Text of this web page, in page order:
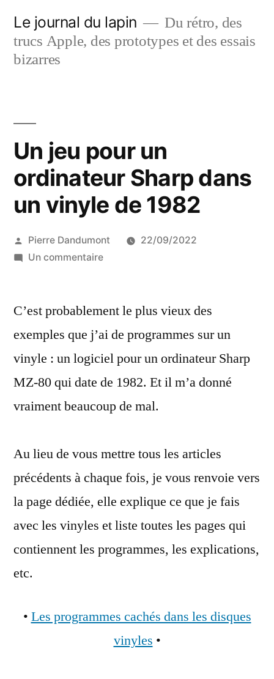
contenu
Le journal du lapin
Du rétro, des
trucs Apple, des prototypes et des essais
bizarres
Un jeu pour un
ordinateur Sharp dans
un vinyle de 1982
Publié
par
Pierre Dandumont
22/09/2022
Un commentairesur
pour
ordinateur
Sharp
dans
vinyle
C’est probablement le plus vieux des
exemples que j’ai de programmes sur un
vinyle : un logiciel pour un ordinateur Sharp
MZ-80 qui date de 1982. Et il m’a donné
vraiment beaucoup de mal.
Au lieu de vous mettre tous les articles
précédents à chaque fois, je vous renvoie vers
la page dédiée, elle explique ce que je fais
avec les vinyles et liste toutes les pages qui
contiennent les programmes, les explications,
etc.
• Les programmes cachés dans les disques
vinyles •